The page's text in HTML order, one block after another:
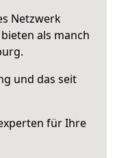
Netzwerk
als manch
und das seit
für Ihre